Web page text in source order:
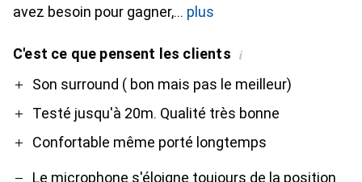
avez besoin pour gagner,
plus
C'est ce que pensent les clients i
ProSon surround ( bon mais pas le meilleur)
Testé jusqu'à 20m. Qualité très bonne
Confortable même porté longtemps
Contre
Le microphone s'éloigne toujours de la position